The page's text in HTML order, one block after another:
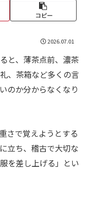
コピー
2026.07.01
と、薄茶点前、濃茶
、茶箱など多くの言
のか分からなくなり
さで覚えようとする
立ち、稽古で大切な
を差し上げる」とい